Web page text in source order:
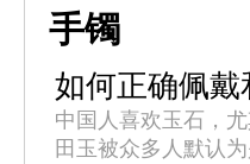
丰富，这也正是旅行
吧。...
手镯
如何正确佩戴
中国人喜欢玉石，
田玉被众多人默认